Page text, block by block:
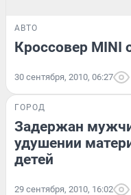
АВТО
Кроссовер MINI
30 сентября, 2010, 06:27
ГОРОД
Задержан
удушении
детей
29 сентября, 2010, 16:02